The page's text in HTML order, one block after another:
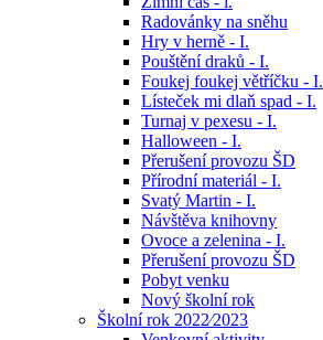
Radovánky na sněhu
Hry v herně - I.
Pouštění draků - I.
Foukej foukej větříčku - I.
Lísteček mi dlaň spad - I.
Turnaj v pexesu - I.
Halloween - I.
Přerušení provozu ŠD
Přírodní materiál - I.
Svatý Martin - I.
Návštěva knihovny
Ovoce a zelenina - I.
Přerušení provozu ŠD
Pobyt venku
Nový školní rok
Školní rok 2022⁄2023